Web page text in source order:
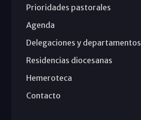
Prioridades pastorales
Agenda
Delegaciones y departamentos
Residencias diocesanas
Hemeroteca
Contacto